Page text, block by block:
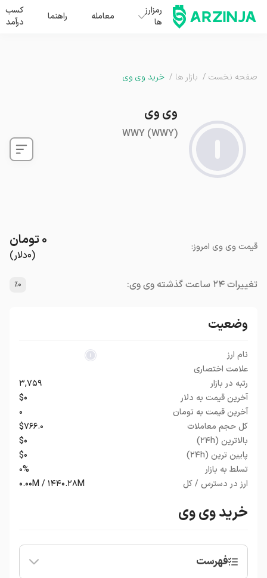
رمزارز
ها
معامله راهنما
کسب
درآمد
صفحه نخست / بازار ها / خرید وی وی
وی وی
WWY(WWY)
قیمت وی وی امروز:
(۰دلار)
۰تومان
تغییرات ۲۴ ساعت گذشته وی وی: ٪۰
خرید وی وی
فهرست
وضعیت
نام ارز
علامت اختصاری
رتبه در بازار
۳,۷۵۹
آخرین قیمت به دلار
$۰
آخرین قیمت به تومان
۰
کل حجم معاملات
$۷۶۶.۰
بالاترین (۲۴h)
$۰
پایین ترین (۲۴h)
$۰
تسلط به بازار
۰%
ارز در دسترس / کل
۰.۰۰M / ۱۴۴۰.۲۸M